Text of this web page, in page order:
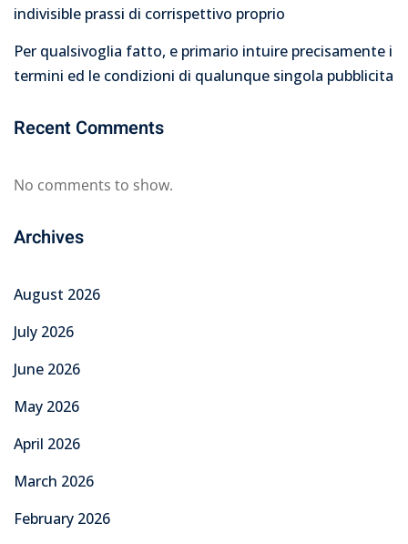
indivisible prassi di corrispettivo proprio
Per qualsivoglia fatto, e primario intuire precisamente i
termini ed le condizioni di qualunque singola pubblicita
Recent Comments
No comments to show.
Archives
August 2026
July 2026
June 2026
May 2026
April 2026
March 2026
February 2026